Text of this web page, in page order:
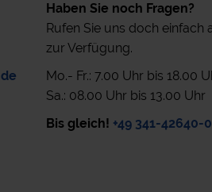
Haben Sie noch Fragen?
Rufen Sie uns doch einfach
zur Verfügung.
Mo.- Fr.: 7.00 Uhr bis 18.00
Sa.: 08.00 Uhr bis 13.00 Uhr
Bis gleich! +49 341-42640-0